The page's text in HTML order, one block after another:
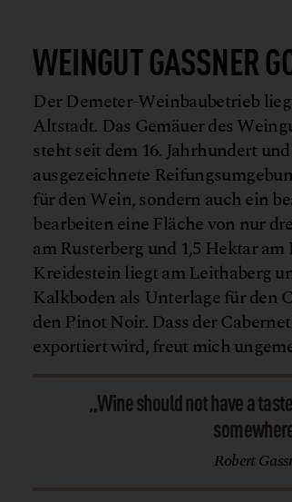
WEINGUT GASSNER
Der Demeter-Weinbaubetrieb
Altstadt. Das Gemäuer des
steht seit dem 16. Jahrhundert
ausgezeichnete
für den Wein, sondern auch ein
bearbeiten eine Fläche von nur
am Rusterberg und 1,5 Hektar
Kreidestein liegt am Leithaberg
Kalkboden als Unterlage für den
den Pinot Noir. Dass der
exportiert wird, freut mich
„Wine should not have a
Robert